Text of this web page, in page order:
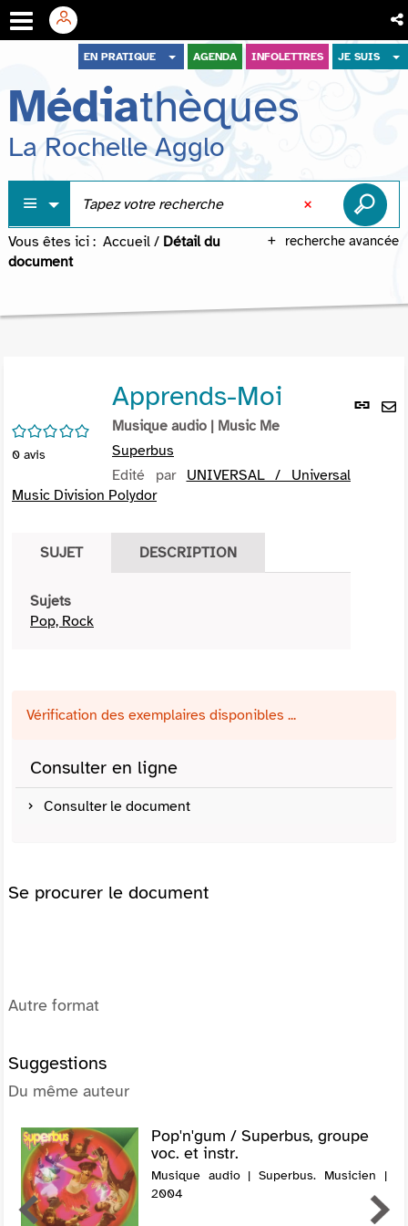
menu
contenu
recherche
EN PRATIQUE AGENDA INFOLETTRES JE SUIS
Médiathèques
La Rochelle Agglo
recherche avancée
Vous êtes ici : Accueil / Détail du
document
Lien
/5
0 avis
Apprends-Moi
Musique audio | Music Me
Superbus
Edité par UNIVERSAL / Universal
Music Division Polydor
SUJET DESCRIPTION
Sujets
Pop, Rock
Vérification des exemplaires disponibles ...
Consulter en ligne
Consulter le document
Se procurer le document
Autre format
Suggestions
Du même auteur
Pop'n'gum / Superbus, groupe
voc. et instr.
Musique audio | Superbus. Musicien |
2004